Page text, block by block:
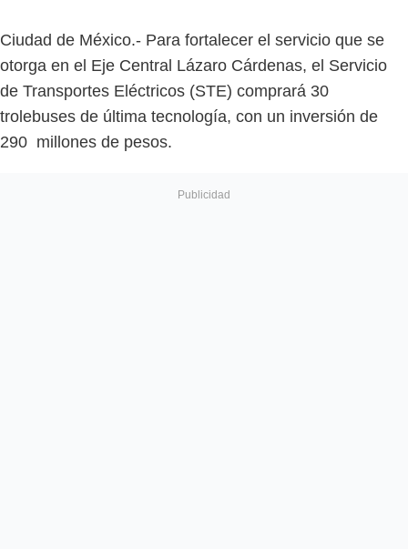
Ciudad de México.- Para fortalecer el servicio que se
otorga en el Eje Central Lázaro Cárdenas, el Servicio
de Transportes Eléctricos (STE) comprará 30
trolebuses de última tecnología, con un inversión de
290 millones de pesos.